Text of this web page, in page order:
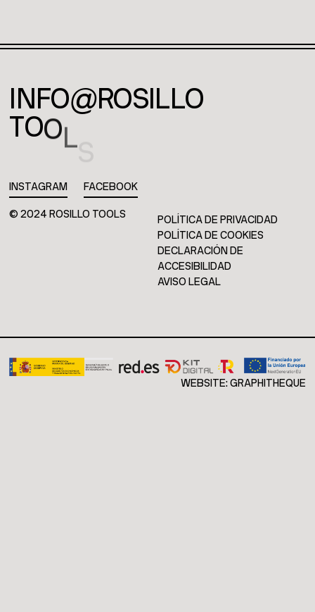
N FO@ROSI LLO
TOOL
INSTAGRAM FACEBOOK
© 2024 ROSILLO TOOLS
POLÍTICA DE PRIVACIDAD
POLÍTICA DE COOKIES
DECLARACIÓN DE
ACCESIBILIDAD
AVISO LEGAL
WEBSITE: GRAPHITHEQUE